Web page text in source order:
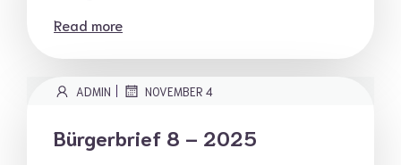
Read more
ADMIN | NOVEMBER 4
Bürgerbrief 8 – 2025